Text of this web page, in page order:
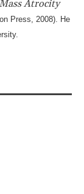
Atrocity
Press, 2008). He